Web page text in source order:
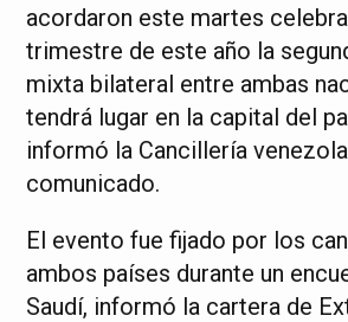
acordaron este martes
trimestre de este año la
mixta bilateral entre ambas
tendrá lugar en la capital del
informó la Cancillería
comunicado.
El evento fue fijado por los
ambos países durante un
Saudí, informó la cartera de